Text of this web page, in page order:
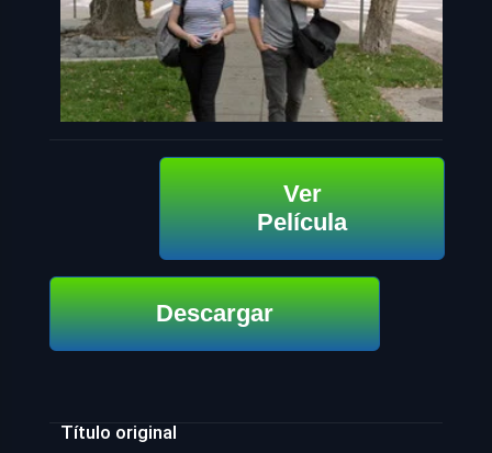
Ver
Película
Descargar
Título original